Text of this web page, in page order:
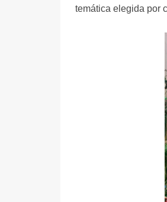
temática elegida por